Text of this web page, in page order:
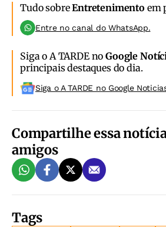
Tudo sobreEntretenimento em
Entre no canal do WhatsApp.
Siga o A TARDE noGoogle
principais destaques do dia.
Siga o A TARDE no Google
Compartilhe essa
amigos
Tags